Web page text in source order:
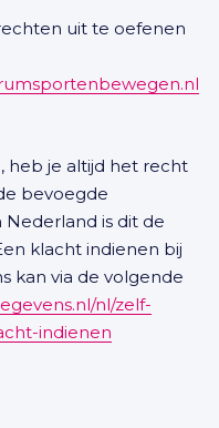
uit te oefenen
heb je altijd het recht
bevoegde
is dit de
klacht indienen bij
kan via de volgende
nl/zelf-
indienen